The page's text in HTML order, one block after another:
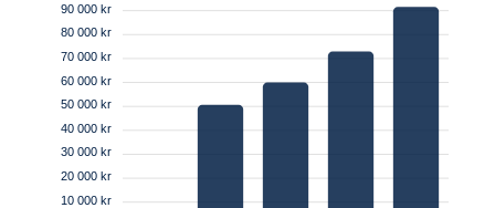
90 000 kr
80 000 kr
70 000 kr
60 000 kr
50 000 kr
40 000 kr
30 000 kr
20 000 kr
10 000 kr